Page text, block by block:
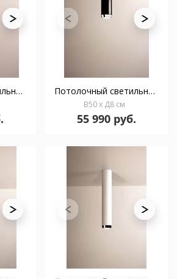
Потолочный светильник Boogie Extension 25 cromo Потолочный светильник Boogie Extension 50 negro
В50 x Д8 см
55 990 руб.